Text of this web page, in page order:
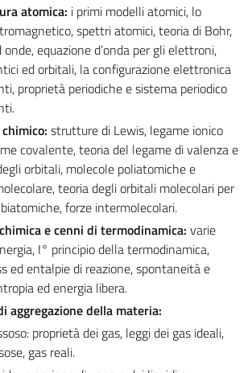
atomica: i primi modelli atomici, lo
spettri atomici, teoria di Bohr,
equazione d’onda per gli elettroni,
ed orbitali, la configurazione elettronica
proprietà periodiche e sistema periodico
strutture di Lewis, legame ionico
covalente, teoria del legame di valenza e
orbitali, molecole poliatomiche e
teoria degli orbitali molecolari per
forze intermolecolari.
e cenni di termodinamica: varie
I° principio della termodinamica,
ed entalpie di reazione, spontaneità e
ed energia libera.
aggregazione della materia:
proprietà dei gas, leggi dei gas ideali,
gas reali.